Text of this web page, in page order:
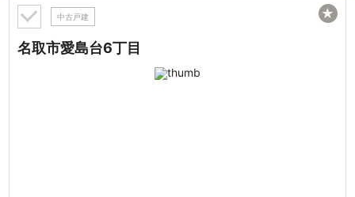
中古戸建
名取市愛島台6丁目
★